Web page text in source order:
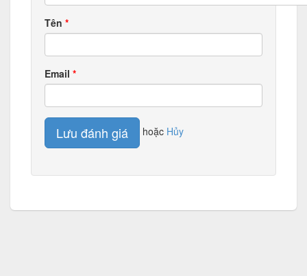
Tên
Email
Lưu đánh giá hoặc Hủy